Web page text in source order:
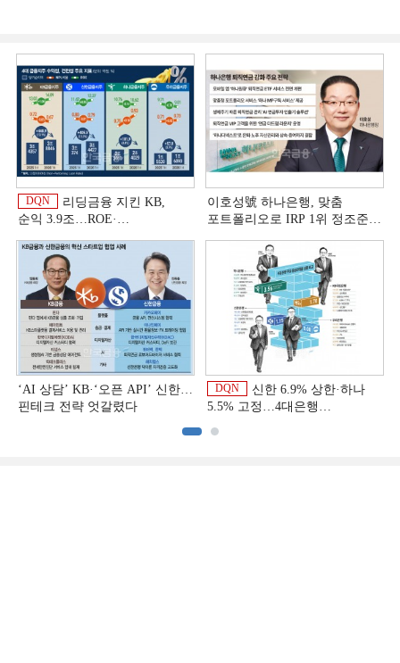
DQN
리딩금융 지킨 KB,
순익 3.9조…ROE·
상반기 금융 리그테이블]
이호성號 하나은행, 맞춤
포트폴리오로 IRP 1위 정조준
‘AI 상담’ KB·‘오픈 API’ 신한…
핀테크 전략 엇갈렸다
DQN
신한 6.9% 상한·하나
5.5% 고정…4대은행